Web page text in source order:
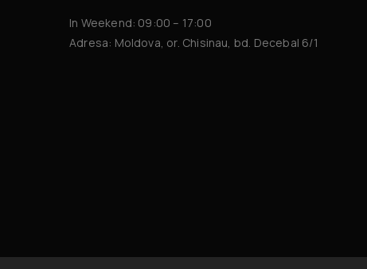
In Weekend: 09:00 – 17:00
Adresa: Moldova, or. Chisinau, bd. Decebal 6/1